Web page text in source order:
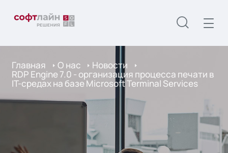
Главная О нас Новости
RDP Engine 7.0 - организация процесса печати в
IT-средах на базе Microsoft Terminal Services